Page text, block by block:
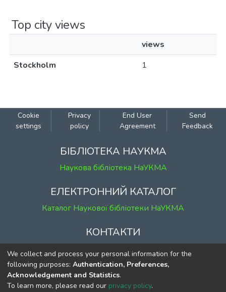
Top city views
views
Stockholm
1
Cookie
settings
Privacy
policy
End User
Agreement
Send
Feedback
БІБЛІОТЕКА НАУКМА
Наукова бібліотека НаУКМА
ЕЛЕКТРОННИЙ КАТАЛОГ
Каталог Наукової бібліотеки НаУКМА
КОНТАКТИ
м. Київ, вул. Григорія Сковороди, 2
к. 1, к. 120
тел. (044) 463-69-31
We collect and process your personal information for the
following purposes: Authentication, Preferences,
Acknowledgement and Statistics.
To learn more, please read our privacy policy.